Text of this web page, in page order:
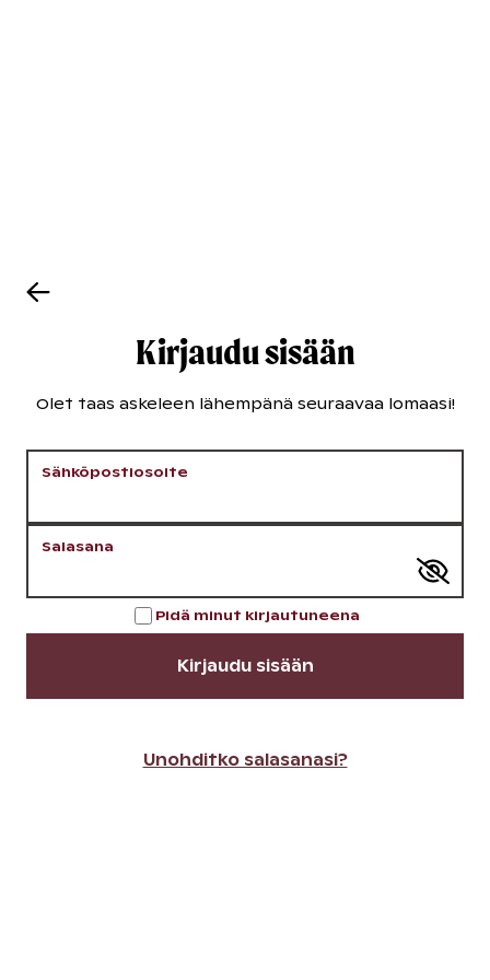
Kirjaudu sisään
Olet taas askeleen lähempänä seuraavaa lomaasi!
Sähköpostiosoite
Salasana
Unohditko salasanasi?
Pidä minut kirjautuneena
Kirjaudu sisään